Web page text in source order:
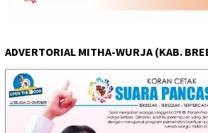
ADVERTORIAL MITHA-WURJA (KAB.